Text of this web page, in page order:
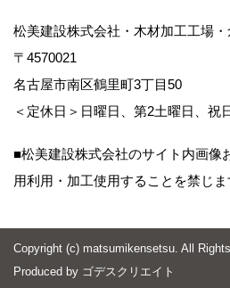
松美建設株式会社・木材加工工場
〒4570021
名古屋市南区鶴里町3丁目50
＜定休日＞日曜日、第2土曜日、祝
■松美建設株式会社のサイト内画像
用利用・加工使用することを禁じま
Copyright (c) matsumikensetsu. All
Produced by ゴデスクリエイト